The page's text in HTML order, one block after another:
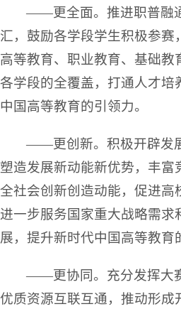
——更全面。推进职普融
汇，鼓励各学段学生积极参赛
高等教育、职业教育、基础教
各学段的全覆盖，打通人才培
中国高等教育的引领力。
——更创新。积极开辟发
塑造发展新动能新优势，丰富
全社会创新创造动能，促进高
进一步服务国家重大战略需求
展，提升新时代中国高等教育
——更协同。充分发挥大
优质资源互联互通，推动形成